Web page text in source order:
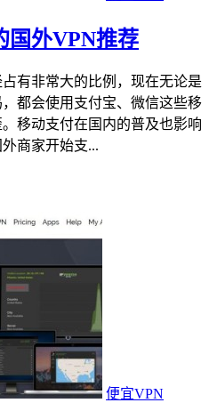
国外VPN推荐
有非常大的比例，现在无论是
都会使用支付宝、微信这些移
移动支付在国内的普及也影响
商家开始支...
便宜VPN